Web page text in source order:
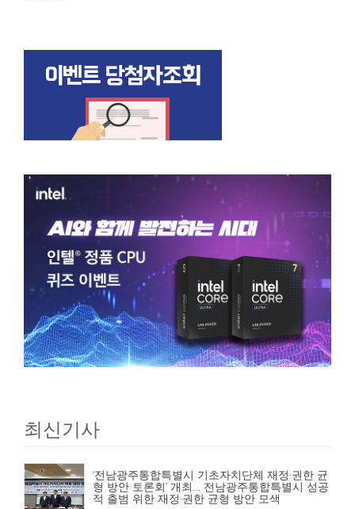
최신기사
‘전남광주통합특별시 기초자치단체 재정·권한 균
형 방안 토론회’ 개최… 전남광주통합특별시 성공
적 출범 위한 재정·권한 균형 방안 모색